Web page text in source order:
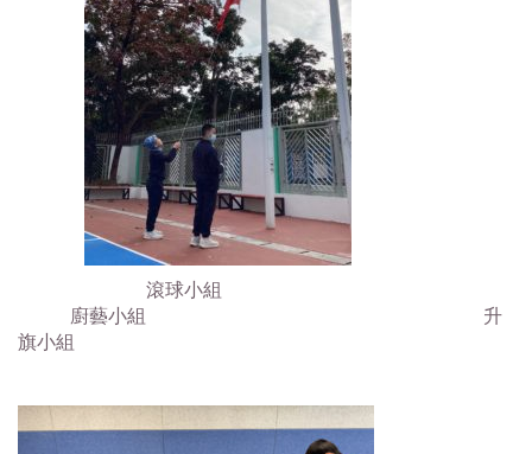
滾球小組
廚藝小組 升
旗小組